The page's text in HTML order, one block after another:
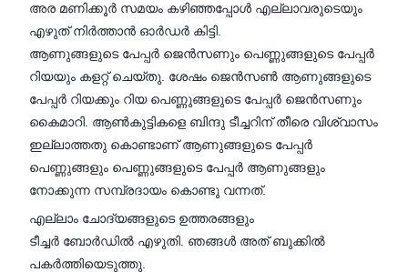
അര മണിക്കൂർ സമയം കഴിഞ്ഞപ്പോൾ എല്ലാവരുടെയും
എഴുത് നിർത്താൻ ഓർഡർ കിട്ടി.
ആണുങ്ങളുടെ പേപ്പർ ജെൻസണും പെണ്ണുങ്ങളുടെ പേപ്പർ
റിയയും കളറ്റ് ചെയ്തു. ശേഷം ജെൻസൺ ആണുങ്ങളുടെ
പേപ്പർ റിയക്കും റിയ പെണ്ണുങ്ങളുടെ പേപ്പർ ജെൻസണും
കൈമാറി. ആൺകുട്ടികളെ ബിന്ദു ടീച്ചറിന് തീരെ വിശ്വാസം
ഇല്ലാത്തതു കൊണ്ടാണ് ആണുങ്ങളുടെ പേപ്പർ
പെണ്ണുങ്ങളും പെണ്ണുങ്ങളുടെ പേപ്പർ ആണുങ്ങളും
നോക്കുന്ന സമ്പ്രദായം കൊണ്ടു വന്നത്.
എല്ലാം ചോദ്യങ്ങളുടെ ഉത്തരങ്ങളും
ടീച്ചർ ബോർഡിൽ എഴുതി. ഞങ്ങൾ അത് ബുക്കിൽ
പകർത്തിയെടുത്തു.